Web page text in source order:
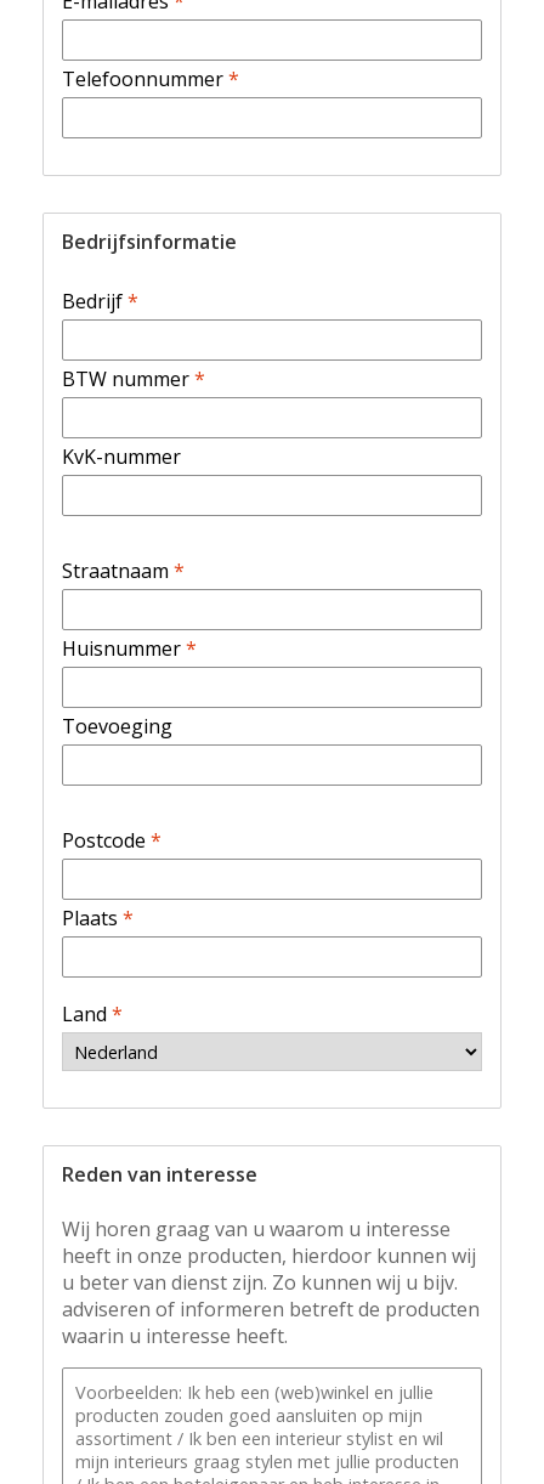
Telefoonnummer*
Bedrijfsinformatie
Bedrijf*
BTW nummer*
KvK-nummer
Straatnaam *
Huisnummer*
Toevoeging
Postcode *
Plaats *
Land *
Reden van interesse
Wij horen graag van u waarom u interesse
heeft in onze producten, hierdoor kunnen wij
u beter van dienst zijn. Zo kunnen wij u bijv.
adviseren of informeren betreft de producten
waarin u interesse heeft.